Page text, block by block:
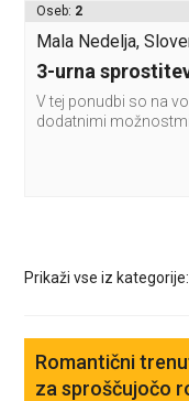
Oseb: 2
Mala Nedelja,
3-urna
V tej ponudbi so na
dodatnimi
Prikaži vse iz kategorije:
Romantični
za sproščujočo